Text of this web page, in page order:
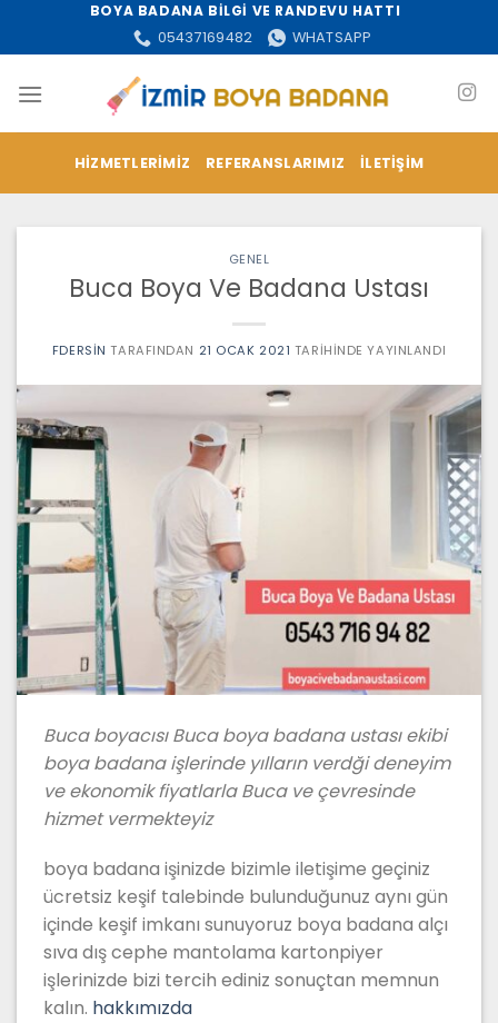
BOYA BADANA BİLGİ VE RANDEVU HATTI
05437169482
WHATSAPP
HIZMETLERIMIZ REFERANSLARIMIZ İLETIŞIM
GENEL
Buca Boya Ve Badana Ustası
FDERSIN TARAFINDAN 21 OCAK 2021 TARIHINDE YAYINLANDI
Buca boyacısı Buca boya badana ustası ekibi
boya badana işlerinde yılların verdği deneyim
ve ekonomik fiyatlarla Buca ve çevresinde
hizmet vermekteyiz
boya badana işinizde bizimle iletişime geçiniz
ücretsiz keşif talebinde bulunduğunuz aynı gün
içinde keşif imkanı sunuyoruz boya badana alçı
sıva dış cephe mantolama kartonpiyer
işlerinizde bizi tercih ediniz sonuçtan memnun
kalın. hakkımızda